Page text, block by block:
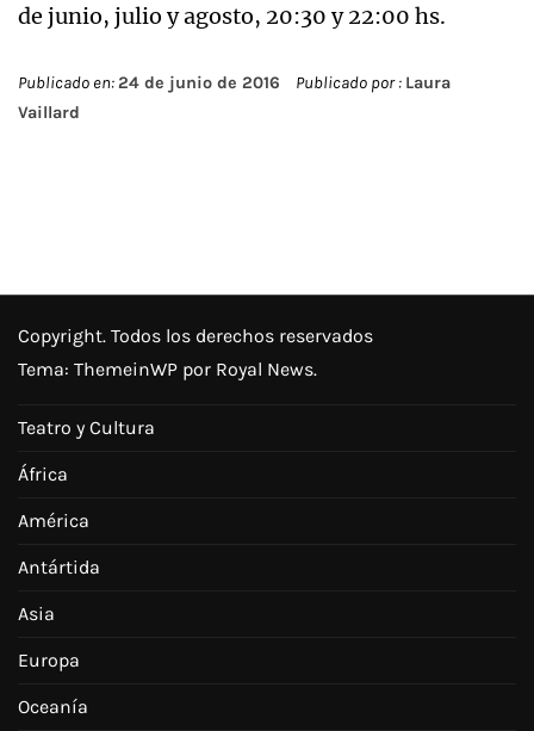
de junio, julio y agosto, 20:30 y 22:00 hs.
Publicado en:24 de junio de 2016 Publicado por : Laura
Vaillard
Copyright. Todos los derechos reservados
Tema: ThemeinWP por Royal News.
Teatro y Cultura
África
América
Antártida
Asia
Europa
Oceanía